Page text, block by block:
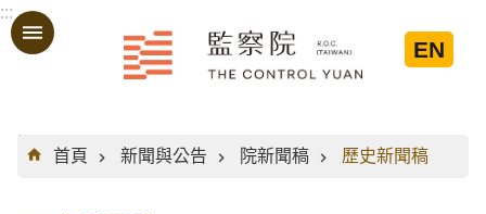
跳到主要內容區塊
:::
EN
:::
首頁
新聞與公告 院新聞稿 歷史新聞稿